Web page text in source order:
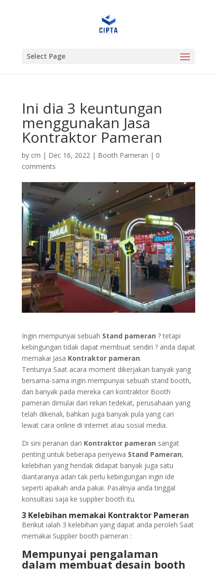
Select Page
Ini dia 3 keuntungan
menggunakan Jasa
Kontraktor Pameran
by crn | Dec 16, 2022| Booth Pameran | 0
comments
Ingin mempunyai sebuah Stand pameran ? tetapi
kebingungan tidak dapat membuat sendiri ? anda dapat
memakai Jasa Kontraktor pameran.
Tentunya Saat acara moment dikerjakan banyak yang
bersama-sama ingin mempunyai sebuah stand booth,
dan banyak pada mereka cari kontraktor Booth
pameran dimulai dari rekan tedekat, perusahaan yang
telah dikenali, bahkan juga banyak pula yang cari
lewat cara online di internet atau sosial media.
Di sini peranan dari Kontraktor pameran sangat
penting untuk beberapa penyewa Stand Pameran,
kelebihan yang hendak didapat banyak juga satu
diantaranya adan tak perlu kebingungan ingin ide
seperti apakah anda pakai. Pasalnya anda tinggal
konsultasi saja ke supplier booth itu.
3 Kelebihan memakai Kontraktor Pameran
Berikut ialah 3 kelebihan yang dapat anda peroleh Saat
memakai Supplier booth pameran :
Mempunyai pengalaman
dalam membuat desain booth